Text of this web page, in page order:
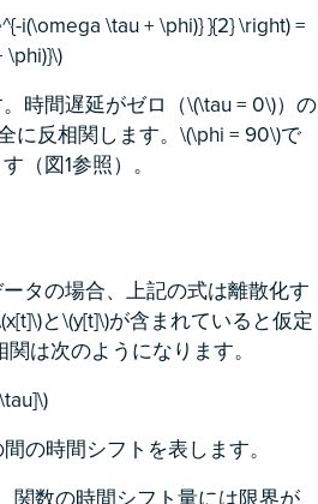
i(\omega \tau + \phi)} }{2} \right) =
\phi)}\)
時間遅延がゼロ（\(\tau = 0\)）の
に反相関します。\(\phi = 90\)で
（図1参照）。
タの場合、上記の式は離散化す
と\(y[t]\)が含まれていると仮定
は次のようになります。
の時間シフトを表します。
関数の時間シフト量には限界が